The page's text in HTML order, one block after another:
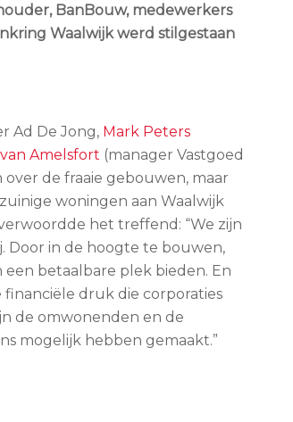
BanBouw, medewerkers
Waalwijk werd stilgestaan
Ad De Jong, Mark Peters
Amelsfort (manager Vastgoed
de fraaie gebouwen, maar
woningen aan Waalwijk
het treffend: “We zijn
Door in de hoogte te bouwen,
betaalbare plek bieden. En
druk die corporaties
de omwonenden en de
mogelijk hebben gemaakt.”